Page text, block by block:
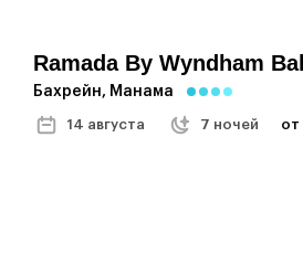
Ramada By Wyndham
Бахрейн, Манама
14 августа 7 ночей от